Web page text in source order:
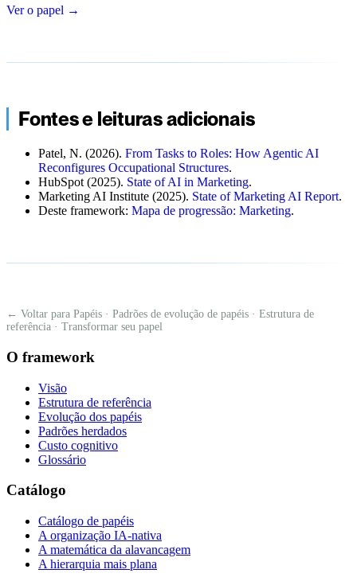
Ver o papel →
Fontes e leituras adicionais
Patel, N. (2026). From Tasks to Roles: How Agentic AI
Reconfigures Occupational Structures.
HubSpot (2025). State of AI in Marketing.
Marketing AI Institute (2025). State of Marketing AI Report.
Deste framework: Mapa de progressão: Marketing.
← Voltar para Papéis · Padrões de evolução de papéis · Estrutura de
referência · Transformar seu papel
O framework
Visão
Estrutura de referência
Evolução dos papéis
Padrões herdados
Custo cognitivo
Glossário
Catálogo
Catálogo de papéis
A organização IA-nativa
A matemática da alavancagem
A hierarquia mais plana